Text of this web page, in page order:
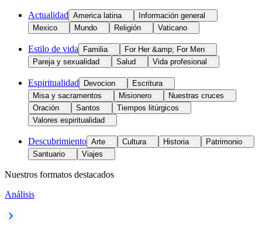
Actualidad America latina
Información general
Mexico
Mundo Religión Vaticano
Estilo de vida Familia
For Her &amp; For Men
Pareja y sexualidad
Salud Vida profesional
Espiritualidad Devocion
Escritura
Misa y sacramentos
Misionero
Nuestras cruces
Oración
Santos
Tiempos litúrgicos
Valores espiritualidad
Descubrimiento Arte Cultura Historia
Patrimonio
Santuario
Viajes
Nuestros formatos destacados
Análisis